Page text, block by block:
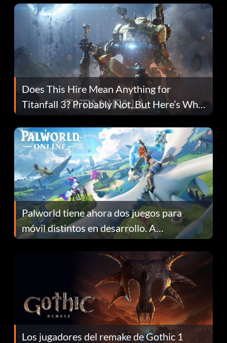
Does This Hire Mean Anything for
Titanfall 3? Probably Not, But Here’s Why
Fans Are Hopeful
Palworld tiene ahora dos juegos para
móvil distintos en desarrollo. A
continuación te explicamos por qué.
Los jugadores del remake de Gothic 1